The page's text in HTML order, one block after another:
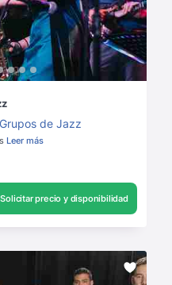
Grupos de Jazz
Leer más
Solicitar precio y disponibilidad